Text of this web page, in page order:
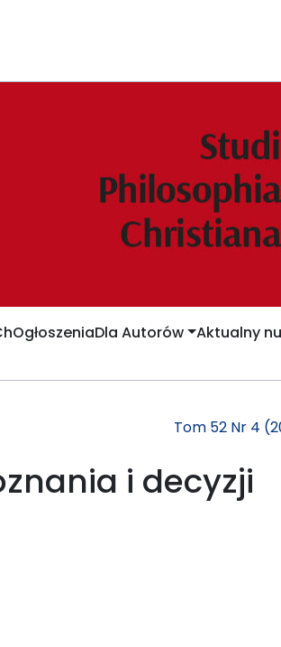
OgłoszeniaDla Autorów Aktualny
Tom 52 Nr 4
i decyzji